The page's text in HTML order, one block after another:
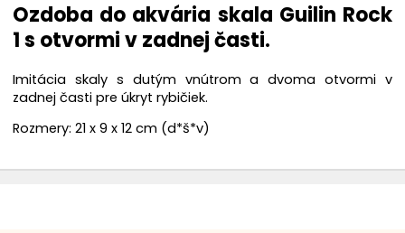
Ohrievač
Automatické krmítko
Ozdoba do akvária skala Guilin Rock
1 s otvormi v zadnej časti.
Imitácia skaly s dutým vnútrom a dvoma otvormi v
zadnej časti pre úkryt rybičiek.
Rozmery: 21 x 9 x 12 cm (d*š*v)